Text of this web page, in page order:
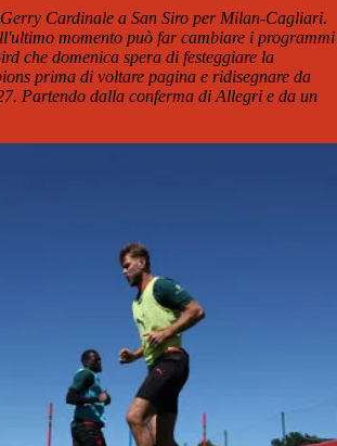
Gerry Cardinale a San Siro per Milan-Cagliari.
momento può far cambiare i programmi
che domenica spera di festeggiare la
prima di voltare pagina e ridisegnare da
Partendo dalla conferma di Allegri e da un